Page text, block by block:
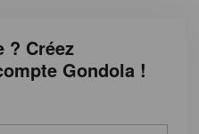
? Créez
Gondola !